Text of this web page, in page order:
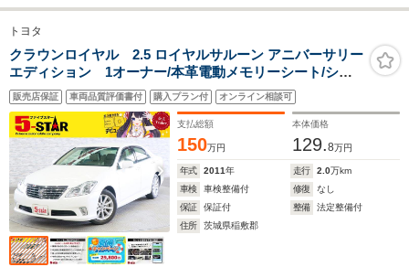
トヨタ
クラウンロイヤル 2.5 ロイヤルサルーン アニバーサリー
エディション 1オーナー/本革電動メモリーシート/シー
トベンチレーション/クルーズコントロール/スマートキ
ー/ETC/横滑り防止装置/純正ナビ/Bluetooth/バックカメ
ラ/地デジ/HIDオートライト/純正AW
販売店保証 車両品質評価書付 購入プラン付 オンライン相談可
支払総額
150万円
本体価格
129.8万円
年式 2011年 走行 2.0万km
車検
車検整備付 修復
なし
保証
保証付 整備
法定整備付
住所
茨城県稲敷郡